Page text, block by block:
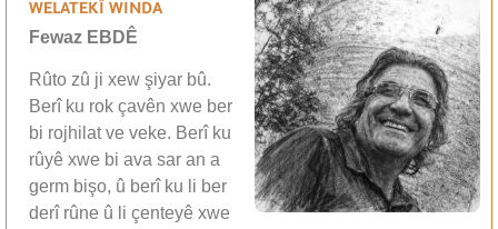
WELATEKÎ WINDA
Fewaz EBDÊ
Rûto zû ji xew şiyar bû.
Berî ku rok çavên xwe ber
bi rojhilat ve veke. Berî ku
rûyê xwe bi ava sar an a
germ bişo, û berî ku li ber
derî rûne û li çenteyê xwe